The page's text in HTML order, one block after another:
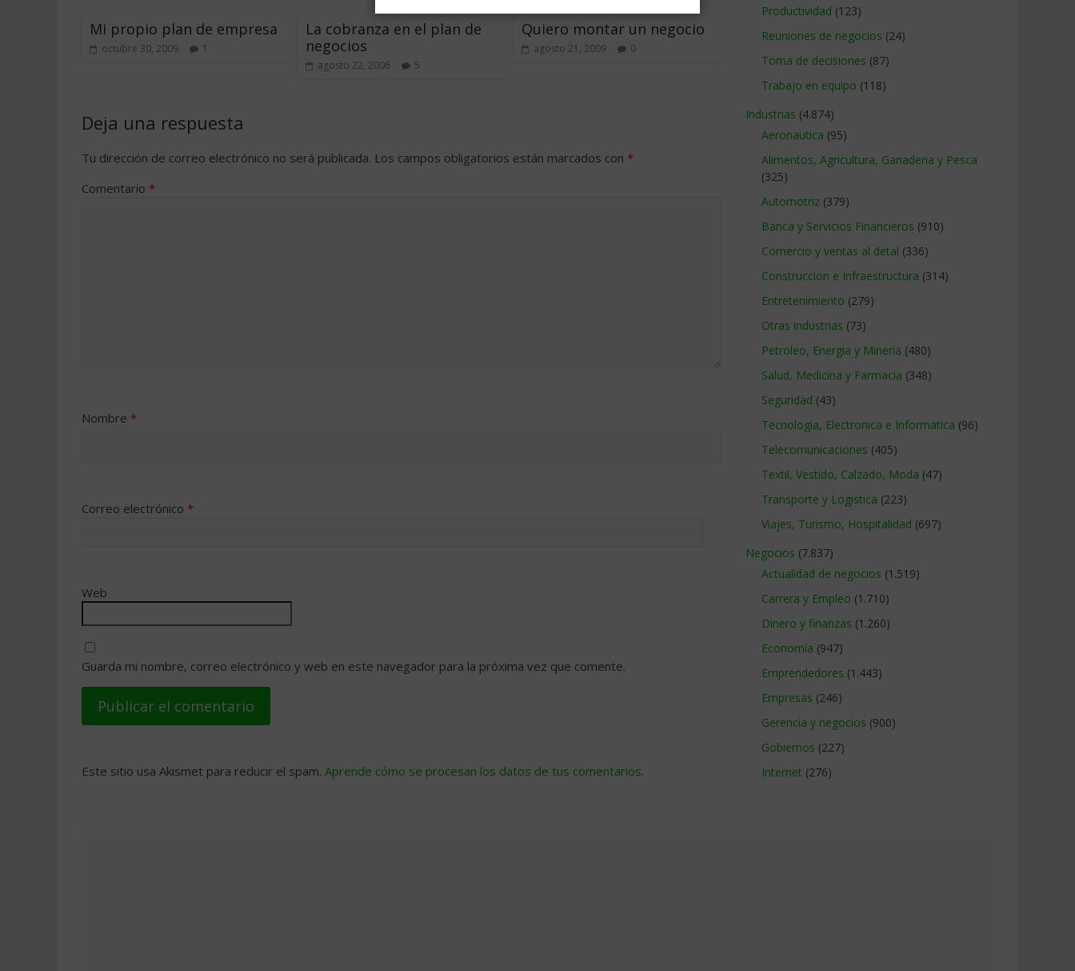
Mi propio plan de empresa
octubre 30, 2009 1
La cobranza en el plan de
negocios
agosto 22, 2006 5
Quiero montar un negocio
agosto 21, 2009 0
Deja una respuesta
Tu dirección de correo electrónico no será publicada. Los campos obligatorios están marcados con *
Comentario *
Nombre *
Correo electrónico *
Web
Guarda mi nombre, correo electrónico y web en este navegador para la próxima vez que comente.
Este sitio usa Akismet para reducir el spam. Aprende cómo se procesan los datos de tus comentarios.
Productividad (123)
Reuniones de negocios (24)
Toma de decisiones (87)
Trabajo en equipo (118)
Industrias (4.874)
Aeronautica (95)
Alimentos, Agricultura, Ganaderia y Pesca
(325)
Automotriz (379)
Banca y Servicios Financieros (910)
Comercio y ventas al detal (336)
Construccion e Infraestructura (314)
Entretenimiento (279)
Otras industrias (73)
Petroleo, Energia y Mineria (480)
Salud, Medicina y Farmacia (348)
Seguridad (43)
Tecnologia, Electronica e Informatica (96)
Telecomunicaciones (405)
Textil, Vestido, Calzado, Moda (47)
Transporte y Logistica (223)
Viajes, Turismo, Hospitalidad (697)
Negocios (7.837)
Actualidad de negocios (1.519)
Carrera y Empleo (1.710)
Dinero y finanzas (1.260)
Economía (947)
Emprendedores (1.443)
Empresas (246)
Gerencia y negocios (900)
Gobiernos (227)
Internet (276)